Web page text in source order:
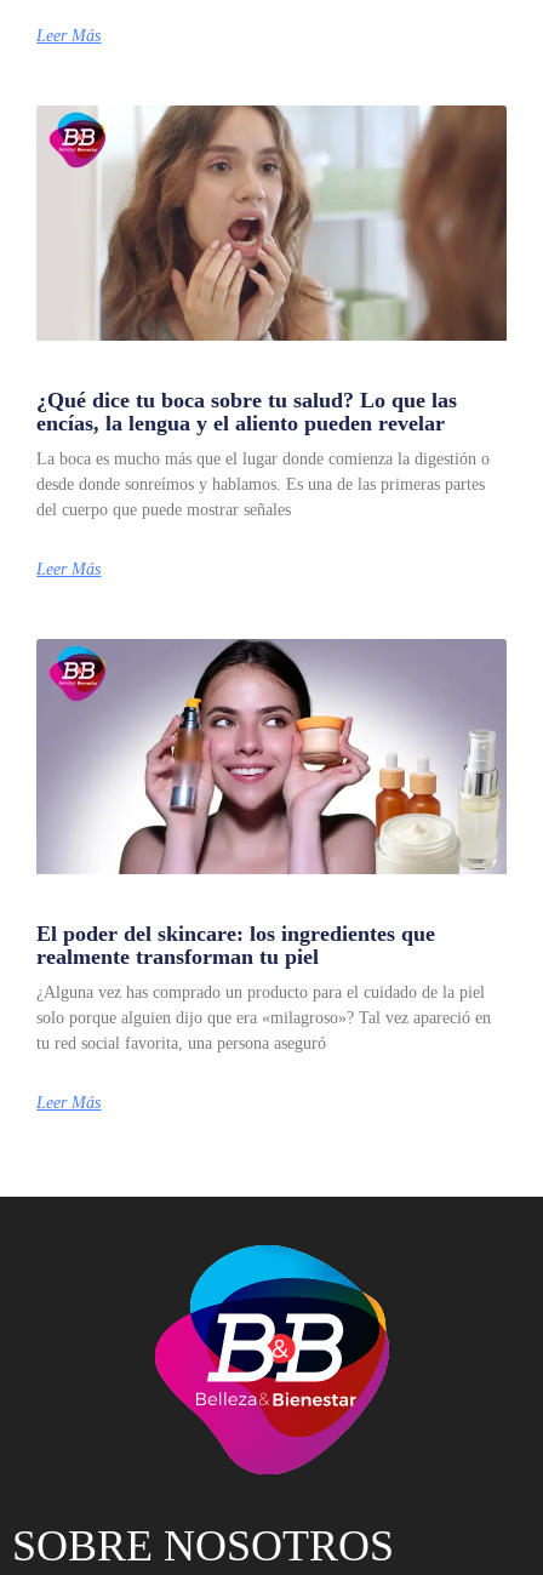
Leer Más
¿Qué dice tu boca sobre tu salud? Lo que las
encías, la lengua y el aliento pueden revelar
La boca es mucho más que el lugar donde comienza la digestión o
desde donde sonreímos y hablamos. Es una de las primeras partes
del cuerpo que puede mostrar señales
Leer Más
El poder del skincare: los ingredientes que
realmente transforman tu piel
¿Alguna vez has comprado un producto para el cuidado de la piel
solo porque alguien dijo que era «milagroso»? Tal vez apareció en
tu red social favorita, una persona aseguró
Leer Más
SOBRE NOSOTROS